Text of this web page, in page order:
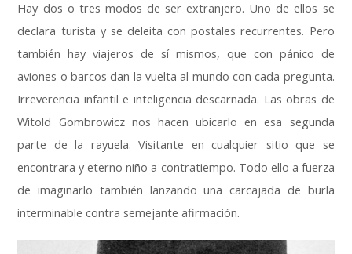
Hay dos o tres modos de ser extranjero. Uno de ellos se
declara turista y se deleita con postales recurrentes. Pero
también hay viajeros de sí mismos, que con pánico de
aviones o barcos dan la vuelta al mundo con cada pregunta.
Irreverencia infantil e inteligencia descarnada. Las obras de
Witold Gombrowicz nos hacen ubicarlo en esa segunda
parte de la rayuela.Visitante en cualquier sitio que se
encontrara y eterno niño a contratiempo. Todo ello a fuerza
de imaginarlo también lanzando una carcajada de burla
interminable contra semejante afirmación.